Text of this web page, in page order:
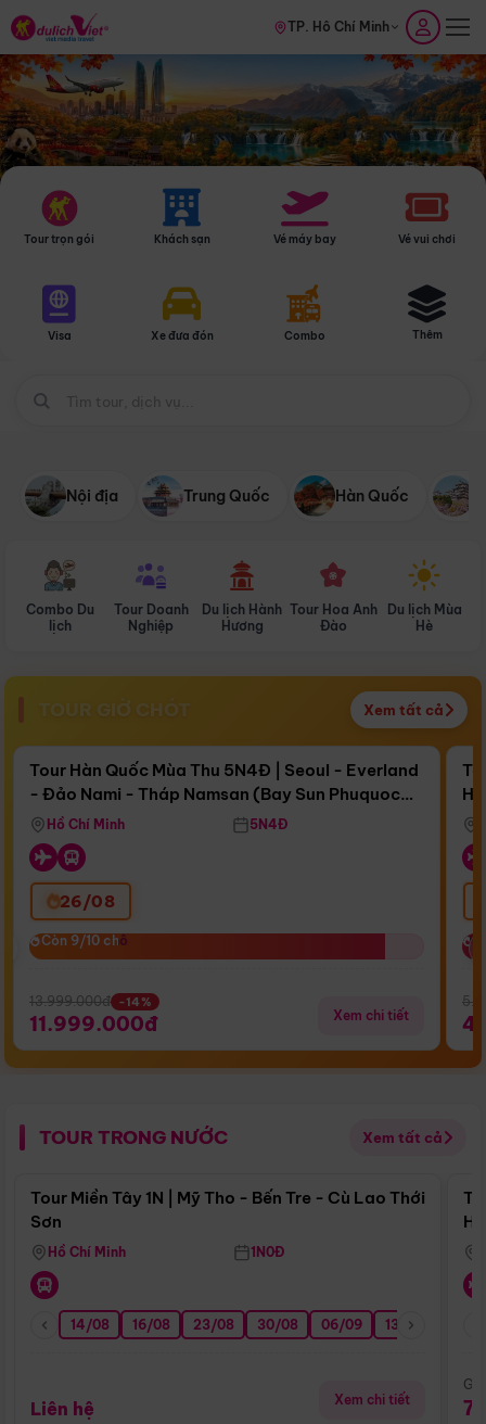
TP. Hồ Chí Minh
Tour trọn gói Khách sạn Vé máy bay Vé vui chơi
Visa Xe đưa đón Combo Thêm
Nội địa Trung Quốc Hàn Quốc
Combo Du
lịch
Tour Doanh
Nghiệp
Du lịch Hành
Hương
Tour Hoa Anh
Đào
Du lịch Mùa
Hè
TOUR GIỜ CHÓT Xem tất cả
Còn17 ngày 04:35:59
Bay Sun Phuquoc Airways
Điểm nổi bật
Tour Hàn Quốc Mùa Thu 5N4Đ | Seoul - Everland
- Đảo Nami - Tháp Namsan (Bay Sun Phuquoc
Airways)
Hồ Chí Minh 5N4Đ
26/08
Còn 9/10 chỗ
Còn 9/10 chỗ
13.999.000đ -14%
11.999.000đ Xem chi tiết
TOUR TRONG NƯỚC Xem tất cả
Điểm nổi bật
Tour Miền Tây 1N | Mỹ Tho - Bến Tre - Cù Lao Thới
Sơn
Hồ Chí Minh 1N0Đ
14/08 16/08 23/08 30/08 06/09 13/09
Liên hệ Xem chi tiết